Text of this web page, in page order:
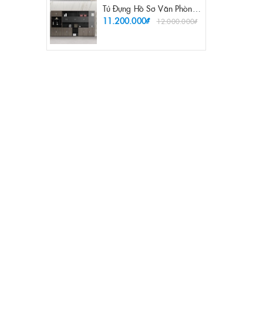
Tủ Đựng Hồ Sơ Văn Phòng Hiện Đại - TL 48
11.200.000₫
12.000.000₫